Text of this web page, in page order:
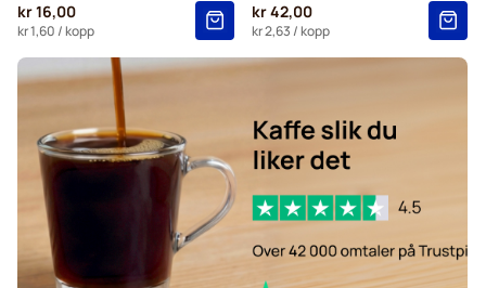
Kaffekapslen kaffekapsler for Dolce Gusto
Starbucks® Grande kaffekapsler for Dolce Gusto
kr 16,00
kr 1,60 / kopp
kr 42,00
kr 2,63 / kopp